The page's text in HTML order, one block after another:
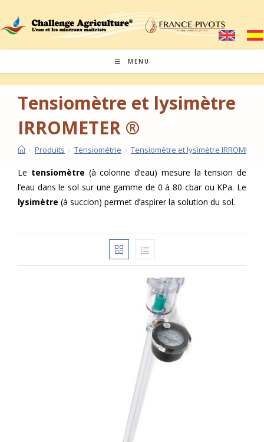
content
MENU
Tensiomètre et lysimètre
IRROMETER ®
› Produits › Tensiométrie › Tensiomètre et lysimètre
Le tensiomètre (à colonne d’eau) mesure la tension de
l’eau dans le sol sur une gamme de 0 à 80 cbar ou KPa. Le
lysimètre (à succion) permet d’aspirer la solution du sol.